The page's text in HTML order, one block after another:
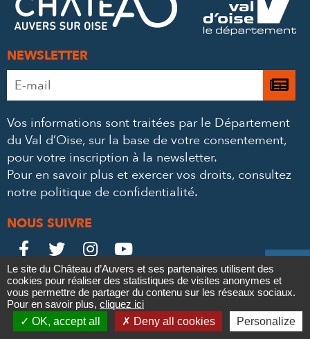
Contact

Newsletter
MAIL
NEWSLETTER
Adresse
e-
*
Je
à
Vos informations sont traitées par le Département
du Val d’Oise, sur la base de votre consentement,
pour votre inscription à la newsletter.
Pour en savoir plus et exercer vos droits, consultez
notre politique de confidentialité.
NOUS SUIVRE
Le
Château
sur

Le
Château
sur

Le
Château
sur

Le
Château
sur

Mentions légales Politique de confidentialité
Crédits
Partenaires & Mécènes
Recrutement
Plan du site
Le site du Château d’Auvers et ses partenaires utilisent des
cookies pour réaliser des statistiques de visites anonymes et
vous permettre de partager du contenu sur les réseaux sociaux.
Pour en savoir plus, cliquez ici
OK, accept all
Deny all cookies Personalize